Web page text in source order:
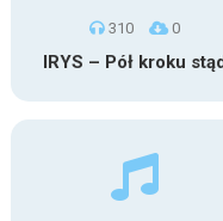
310 0
IRYS – Pół kroku